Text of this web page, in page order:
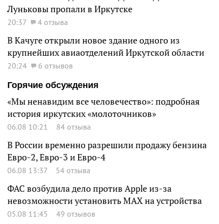
Луньковы пропали в Иркутске
20:37 4 отзыва
В Качуге открыли новое здание одного из
крупнейших авиаотделений Иркутской области
20:24
6 отзывов
Горячие обсуждения
«Мы ненавидим все человечество»: подробная
история иркутских «молоточников»
06.08 10:21 84 отзыва
В России временно разрешили продажу бензина
Евро-2, Евро-3 и Евро-4
06.08 13:37 54 отзыва
ФАС возбудила дело против Apple из-за
невозможности установить MAX на устройства
05.08 11:45 49 отзывов